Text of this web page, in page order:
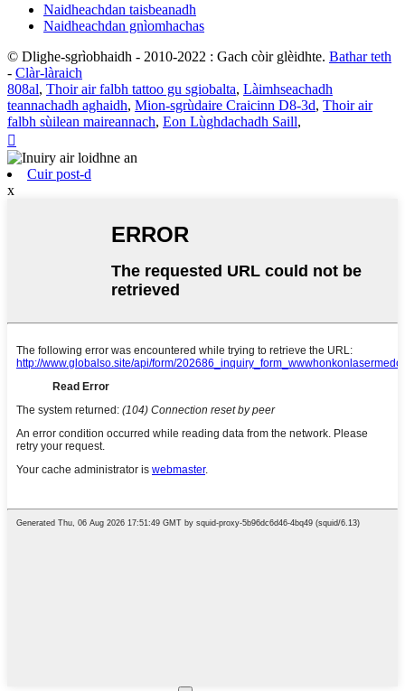
Naidheachdan taisbeanadh
Naidheachdan gnìomhachas
© Dlighe-sgrìobhaidh - 2010-2022 : Gach còir glèidhte. Bathar teth
- Clàr-làraich
808al, Thoir air falbh tattoo gu sgiobalta, Làimhseachadh
teannachadh aghaidh, Mion-sgrùdaire Craicinn D8-3d, Thoir air
falbh sùilean maireannach, Eon Lùghdachadh Saill,

Cuir post-d
x